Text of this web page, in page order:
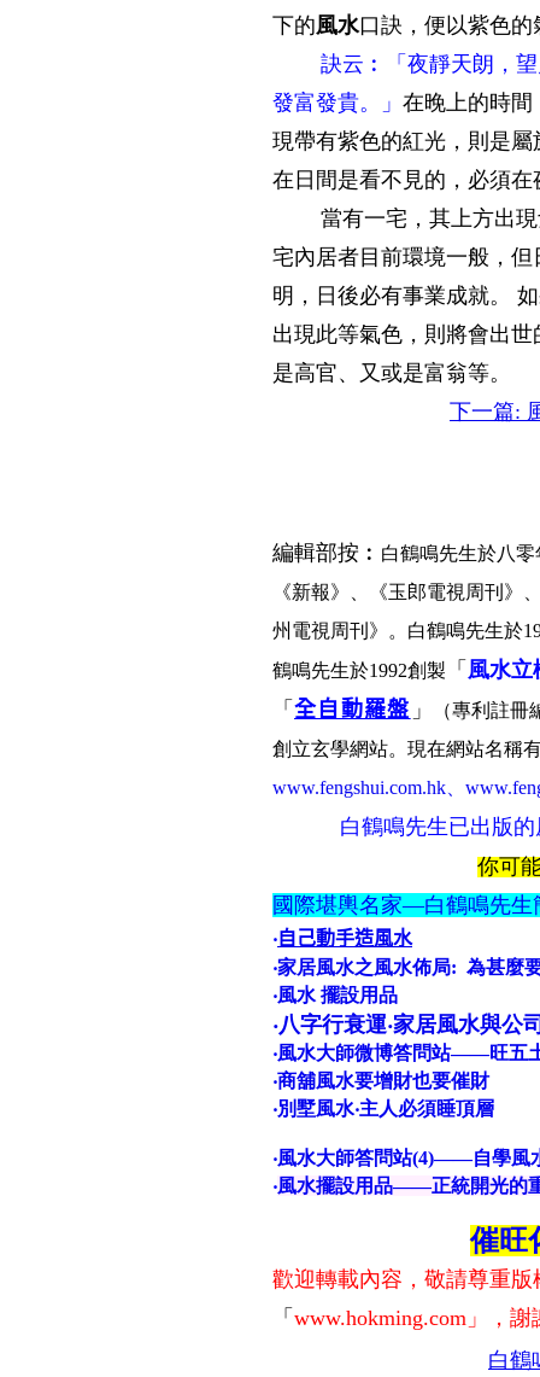
下的風水口訣，便以紫色的
訣云︰「夜靜天朗，
發富發貴。」 在晚上的時間
現帶有紫色的紅光，則是屬
在日間是看不見的，必須
當有一宅，其上方出現
宅內居者目前環境一般，
明，日後必有事業成就。
出現此等氣色，則將會出
是高官、又或是富翁等。
下一篇:
編輯部按︰ 白鶴鳴先生於八
《新報》、《玉郎電視周刊》
州電視周刊》。白鶴鳴先生於
鶴鳴先生於1992創製
「 風水立
「 全自動羅盤 」
（專利註冊
創立玄學網站。現在網站名稱
www.fengshui.com.hk、
白鶴鳴先生已出版
你可
國際堪輿名家—白鶴鳴先生
‧自己動手造風水
‧家居風水之風水佈局: 為甚麼
‧風水 擺設用品
‧八字行衰運‧家居風水與公
‧風水大師微博答問站——旺五
‧商舖風水要增財也要催財
‧別墅風水‧主人必須睡頂層
‧風水大師答問站(4)——自學風
‧風水擺設用品——正統開光的
催旺
歡迎轉載內容，敬請尊重
「 www.hokming.com 」，謝
白鶴